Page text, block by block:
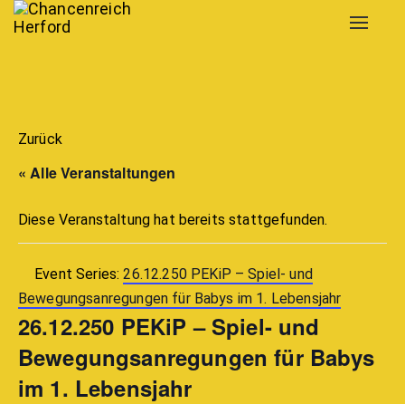
Toggle
Zurück
« Alle Veranstaltungen
Diese Veranstaltung hat bereits stattgefunden.
Event Series:26.12.250 PEKiP – Spiel- und
Bewegungsanregungen für Babys im 1. Lebensjahr
26.12.250 PEKiP – Spiel- und
Bewegungsanregungen für Babys
im 1. Lebensjahr